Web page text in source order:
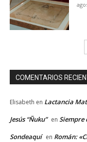
COMENTARIOS
Elisabeth en Lactancia
Jesús “Ñuku” en Siempre
Sondeaquí en Román: